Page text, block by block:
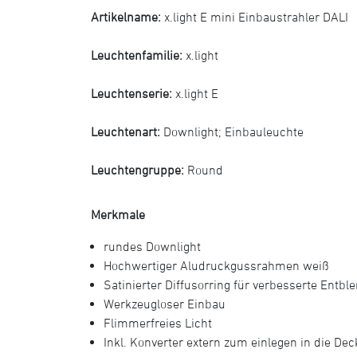
Artikelname: x.light E mini Einbaustrahler DALI
Leuchtenfamilie: x.light
Leuchtenserie: x.light E
Leuchtenart: Downlight; Einbauleuchte
Leuchtengruppe: Round
Merkmale
rundes Downlight
Hochwertiger Aludruckgussrahmen weiß
Satinierter Diffusorring für verbesserte
Werkzeugloser Einbau
Flimmerfreies Licht
Inkl. Konverter extern zum einlegen in die